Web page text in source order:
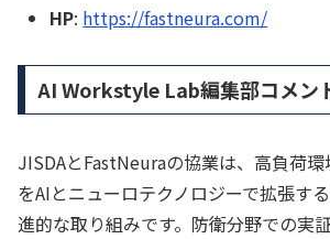
HP: https://fastneura.com/
AI Workstyle Lab編集部コメン
JISDAとFastNeuraの協業は、高負荷
をAIとニューロテクノロジーで拡張す
進的な取り組みです。防衛分野での実